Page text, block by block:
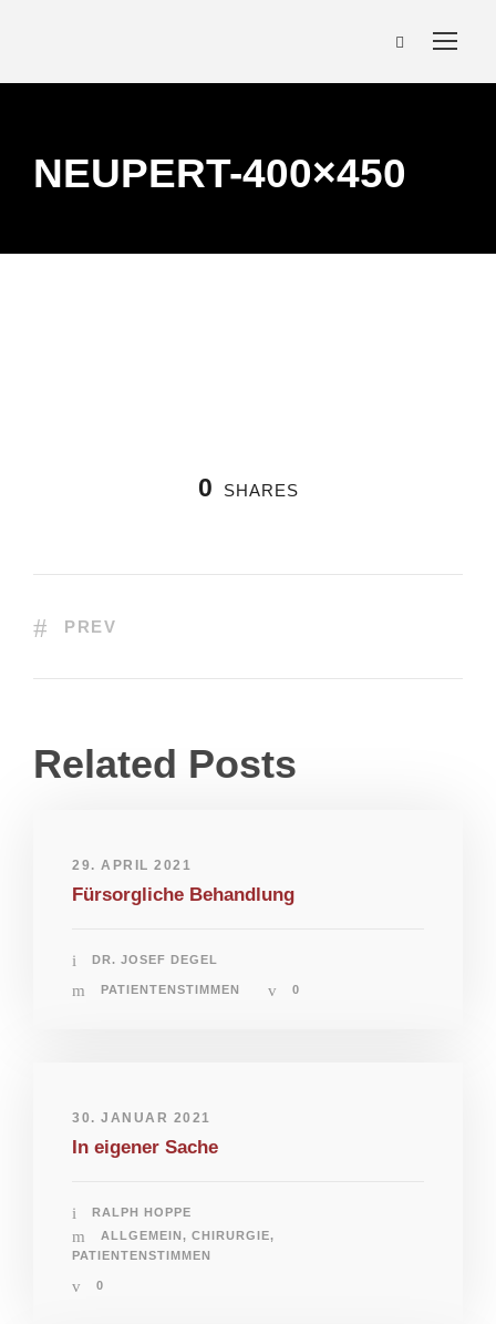
NEUPERT-400×450
0 SHARES
PREV
Related Posts
29. APRIL 2021
Fürsorgliche Behandlung
DR. JOSEF DEGEL
PATIENTENSTIMMEN 0
30. JANUAR 2021
In eigener Sache
RALPH HOPPE
ALLGEMEIN , CHIRURGIE,
PATIENTENSTIMMEN
0